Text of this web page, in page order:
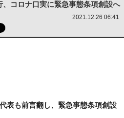
コロナ口実に緊急事態条項創設へ
2021.12.26 06:41
表も前言翻し、緊急事態条項創設